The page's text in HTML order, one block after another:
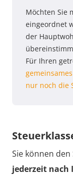
Möchten Sie
eingeordnet
der
Für Ihren
nur noch die
Sie können
jederzeit nach